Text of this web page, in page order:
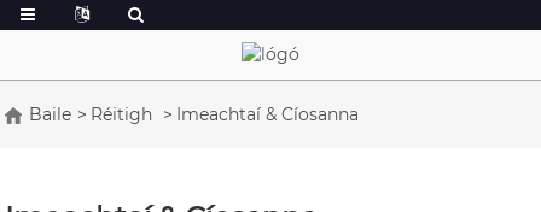
Baile Réitigh Imeachtaí & Cíosanna